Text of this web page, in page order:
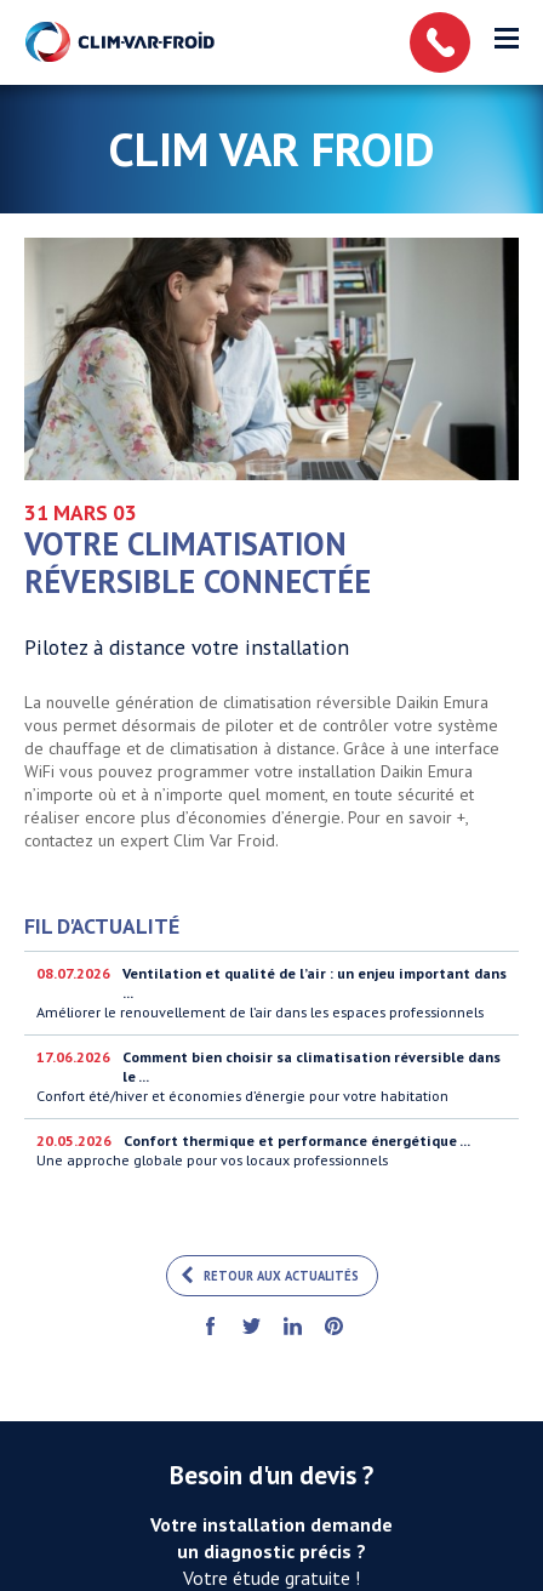
CLIM VAR FROID
31 MARS 03
VOTRE CLIMATISATION
RÉVERSIBLE CONNECTÉE
Pilotez à distance votre installation
La nouvelle génération de climatisation réversible Daikin Emura
vous permet désormais de piloter et de contrôler votre système
de chauffage et de climatisation à distance. Grâce à une interface
WiFi vous pouvez programmer votre installation Daikin Emura
n’importe où et à n’importe quel moment, en toute sécurité et
réaliser encore plus d’économies d’énergie. Pour en savoir +,
contactez un expert Clim Var Froid.
FIL D'ACTUALITÉ
08.07.2026
Ventilation et qualité de l’air : un enjeu important dans
...
Améliorer le renouvellement de l’air dans les espaces professionnels
17.06.2026
Comment bien choisir sa climatisation réversible dans
le ...
Confort été/hiver et économies d’énergie pour votre habitation
20.05.2026
Confort thermique et performance énergétique ...
Une approche globale pour vos locaux professionnels
RETOUR AUX ACTUALITÉS
Besoin d'un devis ?
Votre installation demande
un diagnostic précis ?
Votre étude gratuite !